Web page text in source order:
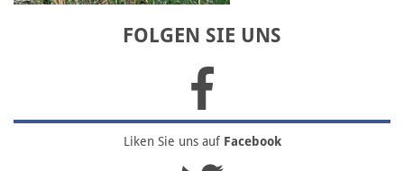
FOLGEN SIE UNS
Liken Sie unsauf Facebook